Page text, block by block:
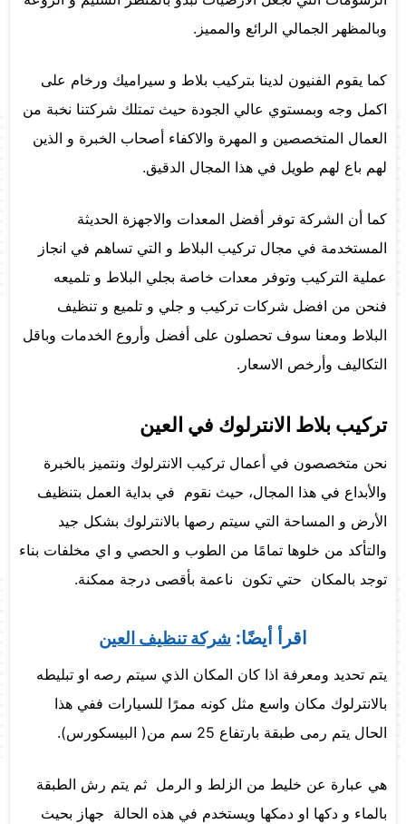
وبالمظهر الجمالي الرائع والمميز.
كما يقوم الفنيون لدينا بتركيب بلاط و سيراميك ورخام على
اكمل وجه وبمستوي عالي الجودة حيث تمتلك شركتنا نخبة من
العمال المتخصصين و المهرة والاكفاء أصحاب الخبرة و الذين
لهم باع لهم طويل في هذا المجال الدقيق.
كما أن الشركة توفر أفضل المعدات والاجهزة الحديثة
المستخدمة في مجال تركيب البلاط و التي تساهم في انجاز
عملية التركيب وتوفر معدات خاصة بجلي البلاط و تلميعه
فنحن من افضل شركات تركيب و جلي و تلميع و تنظيف
البلاط ومعنا سوف تحصلون على أفضل وأروع الخدمات وباقل
التكاليف وأرخص الاسعار.
تركيب بلاط الانترلوك في العين
نحن متخصصون في أعمال تركيب الانترلوك ونتميز بالخبرة
والأبداع في هذا المجال، حيث نقوم في بداية العمل بتنظيف
الأرض و المساحة التي سيتم رصها بالانترلوك بشكل جيد
والتأكد من خلوها تمامًا من الطوب و الحصي و اي مخلفات بناء
توجد بالمكان حتي تكون ناعمة بأقصى درجة ممكنة.
اقرأ أيضًا: شركة تنظيف العين
يتم تحديد ومعرفة اذا كان المكان الذي سيتم رصه او تبليطه
بالانترلوك مكان واسع مثل كونه ممرًا للسيارات ففي هذا
الحال يتم رمى طبقة بارتفاع 25 سم من( البيسكورس).
هي عبارة عن خليط من الزلط و الرمل ثم يتم رش الطبقة
بالماء و دكها او دمكها ويستخدم في هذه الحالة جهاز بحيث